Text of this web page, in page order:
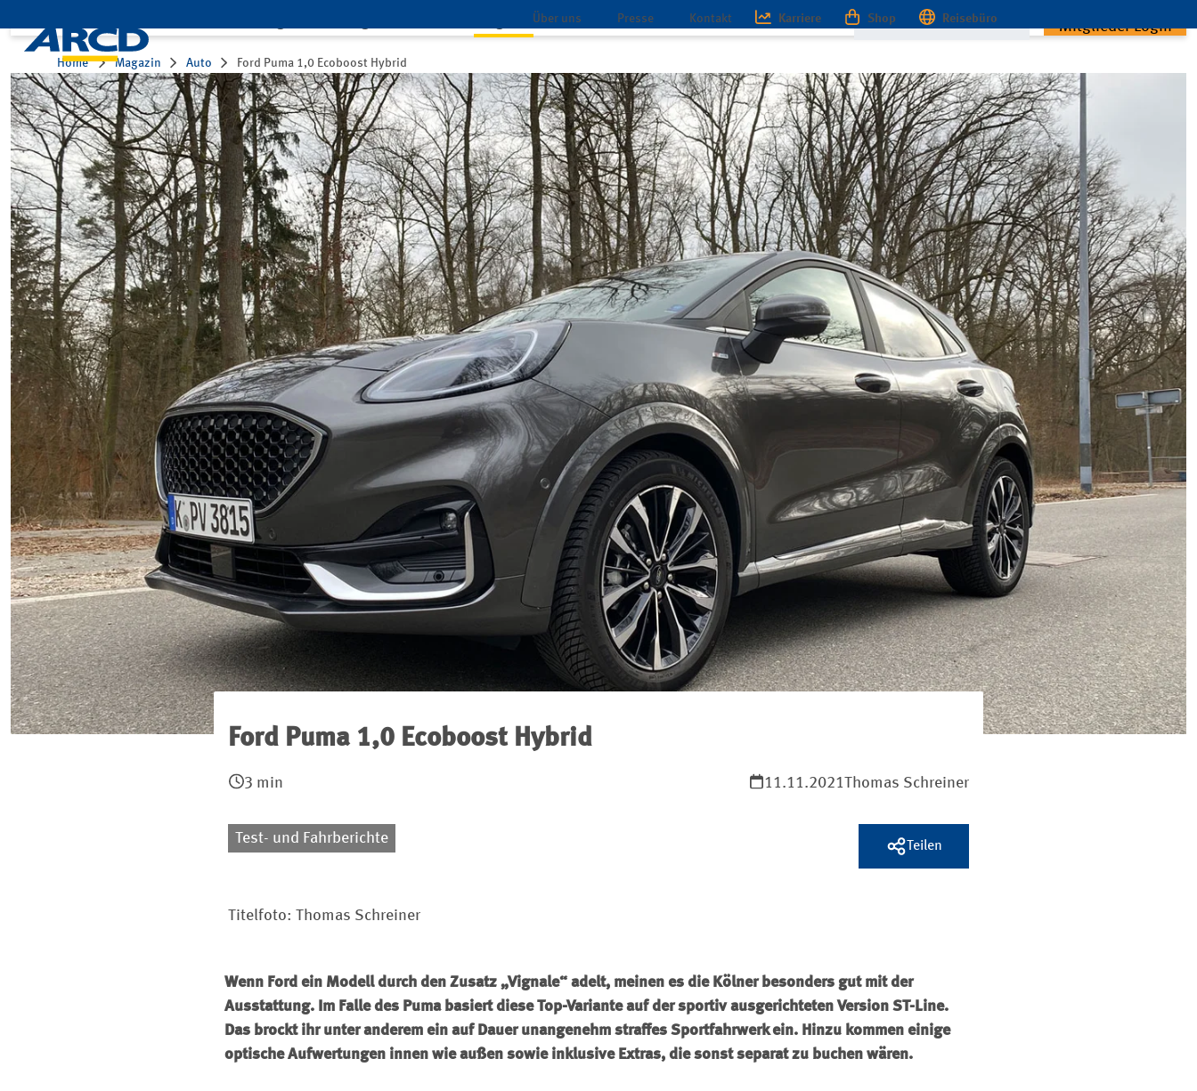
Über uns Presse Kontakt Karriere Shop Reisebüro
Infothek Mitglieder Login
Home Magazin Auto Ford Puma 1,0 Ecoboost Hybrid
Ford Puma 1,0 Ecoboost Hybrid
3 min 11.11.2021Thomas Schreiner
Test- und Fahrberichte Teilen
Titelfoto: Thomas Schreiner
Wenn Ford ein Modell durch den Zusatz „Vignale“ adelt, meinen es die Kölner besonders gut mit der
Ausstattung. Im Falle des Puma basiert diese Top-Variante auf der sportiv ausgerichteten Version ST-Line.
Das brockt ihr unter anderem ein auf Dauer unangenehm straffes Sportfahrwerk ein. Hinzu kommen einige
optische Aufwertungen innen wie außen sowie inklusive Extras, die sonst separat zu buchen wären.